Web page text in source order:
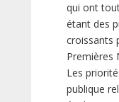
qui ont
étant des
croissants
Premières
Les
publique